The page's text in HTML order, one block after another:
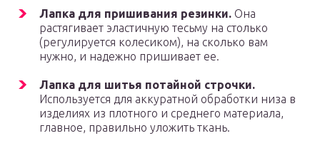
Лапка для пришивания резинки. Она
растягивает эластичную тесьму на столько
(регулируется колесиком), на сколько вам
нужно, и надежно пришивает ее.
Лапка для шитья потайной строчки.
Используется для аккуратной обработки низа в
изделиях из плотного и среднего материала,
главное, правильно уложить ткань.